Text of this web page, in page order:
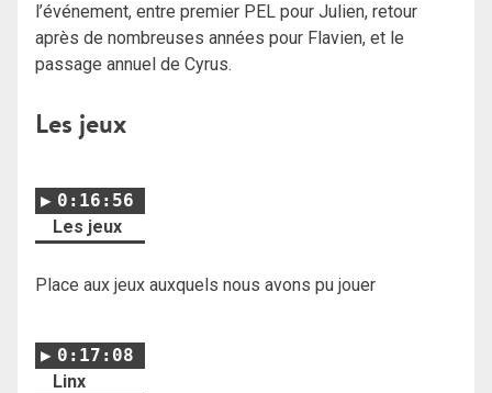
l’événement, entre premier PEL pour Julien, retour
après de nombreuses années pour Flavien, et le
passage annuel de Cyrus.
Les jeux
0:16:56
Les jeux
Place aux jeux auxquels nous avons pu jouer
0:17:08
Linx